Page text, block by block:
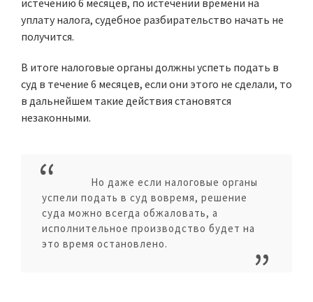
истечению 6 месяцев, по истечении времени на
уплату налога, судебное разбирательство начать не
получится.
В итоге налоговые органы должны успеть подать в
суд в течение 6 месяцев, если они этого не сделали, то
в дальнейшем такие действия становятся
незаконными.
Но даже если налоговые органы
успели подать в суд вовремя, решение
суда можно всегда обжаловать, а
исполнительное производство будет на
это время остановлено.